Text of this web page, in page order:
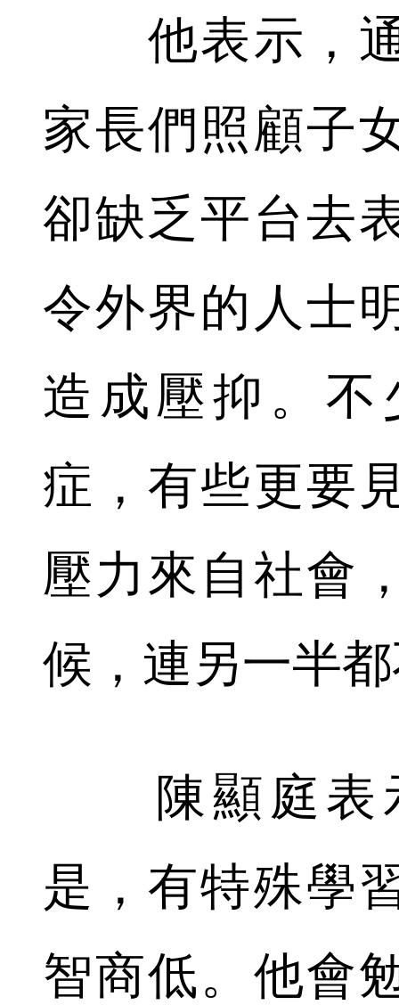
他表示，通
家長們照顧子
卻缺乏平台去
令外界的人士
造成壓抑。
症，有些更要
壓力來自社會
候，連另一半
陳顯庭表
是，有特殊學
智商低。他會